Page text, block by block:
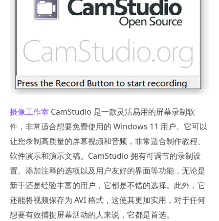
摄像工作室 CamStudio 是一款灵活易用的屏幕录制软
件，非常适合想要免费使用的 Windows 11 用户。它可以
让您录制高质量的屏幕视频和音频，非常适合制作教程、
软件演示和演示文稿。CamStudio 拥有可调节的录制设
置、添加注释的选项以及用户友好的界面等功能，无论是
新手还是经验丰富的用户，它都是不错的选择。此外，它
还能将视频保存为 AVI 格式，这使其更加实用，对于任何
想要有效捕捉屏幕活动的人来说，它都是首选。